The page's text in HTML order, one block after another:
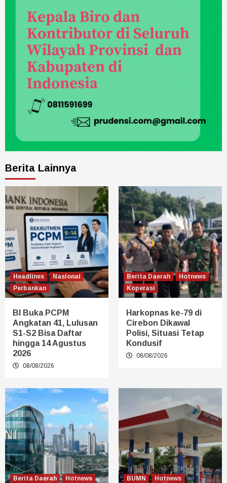
Berita Lainnya
Headlines
Nasional
Perbankan
BI Buka PCPM
Angkatan 41, Lulusan
S1-S2 Bisa Daftar
hingga 14 Agustus
2026
08/08/2026
Berita Daerah
Hotnews
Koperasi
Harkopnas ke-79 di
Cirebon Dikawal
Polisi, Situasi Tetap
Kondusif
08/08/2026
Berita Daerah
Hotnews
BUMN
Hotnews